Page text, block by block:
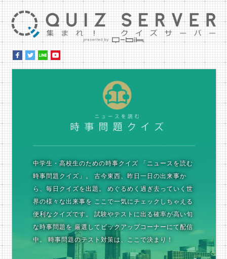
中学生・高校生のための時事クイズ 「ニュースを読む
時事問題クイズ」。
古今東西、昨日一日の出来事か
ら、毎日クイズを出題。
めぐるめく過ぎ去っていく世
界の様々な出来事を ここで一気にチェックしちゃえる
便利なクイズです。
試験やテストに出る確率が高い旬
な時事問題を 厳選してピックアップコーナーにて配信
中。
時事問題のテスト対策は、ここで決まり！